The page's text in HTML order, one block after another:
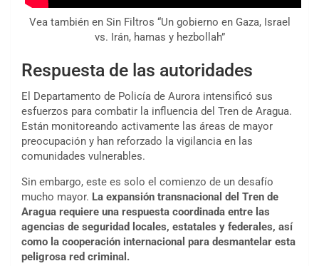
Vea también en Sin Filtros “Un gobierno en Gaza, Israel
vs. Irán, hamas y hezbollah”
Respuesta de las autoridades
El Departamento de Policía de Aurora intensificó sus
esfuerzos para combatir la influencia del Tren de Aragua.
Están monitoreando activamente las áreas de mayor
preocupación y han reforzado la vigilancia en las
comunidades vulnerables.
Sin embargo, este es solo el comienzo de un desafío
mucho mayor. La expansión transnacional del Tren de
Aragua requiere una respuesta coordinada entre las
agencias de seguridad locales, estatales y federales, así
como la cooperación internacional para desmantelar esta
peligrosa red criminal.